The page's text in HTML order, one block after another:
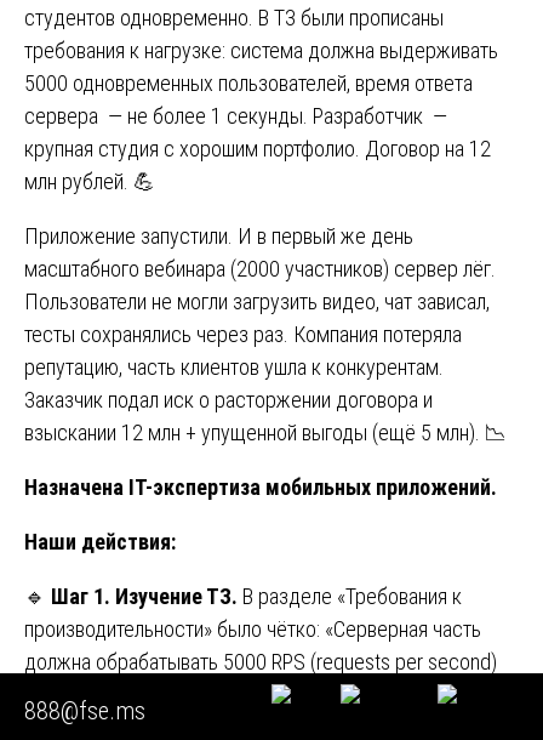
студентов одновременно. В ТЗ были прописаны
требования к нагрузке: система должна выдерживать
5000 одновременных пользователей, время ответа
сервера — не более 1 секунды. Разработчик —
крупная студия с хорошим портфолио. Договор на 12
млн рублей. 💪
Приложение запустили. И в первый же день
масштабного вебинара (2000 участников) сервер лёг.
Пользователи не могли загрузить видео, чат зависал,
тесты сохранялись через раз. Компания потеряла
репутацию, часть клиентов ушла к конкурентам.
Заказчик подал иск о расторжении договора и
взыскании 12 млн + упущенной выгоды (ещё 5 млн). 📉
Назначена IT-экспертиза мобильных приложений.
Наши действия:
🔹 Шаг 1. Изучение ТЗ. В разделе «Требования к
производительности» было чётко: «Серверная часть
должна обрабатывать 5000 RPS (requests per second)
для API-методов авторизации, просмотра видео,
отправки тестов. Время ответа на 95% запросов не
888@fse.ms